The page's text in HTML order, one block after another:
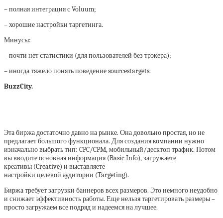
– полная интеграция с Voluum;
– хорошие настройки таргетинга.
Минусы:
– почти нет статистики (для пользователей без трэкера);
– иногда тяжело понять поведение sourcestargets.
BuzzCity.
Эта биржа достаточно давно на рынке. Она довольно простая, но не
предлагает большого функционала. Для создания компании нужно
изначально выбрать тип: CPC/CPM, мобильный/десктоп трафик. Потом
вы вводите основная информация (Basic Info), загружаете
креативы (Creative) и выставляете
настройки целевой аудитории (Targeting).
Биржа требует загрузки баннеров всех размеров. Это немного неудобно
и снижает эффективность работы. Еще нельзя таргетировать размеры –
просто загружаем все подряд и надеемся на лучшее.